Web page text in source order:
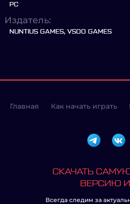
PC
Издатель:
NUNTIUS GAMES, VSOO GAMES
Главная Как начать играть
СКАЧАТЬ
ВЕРСИЮ
Всегда следим за